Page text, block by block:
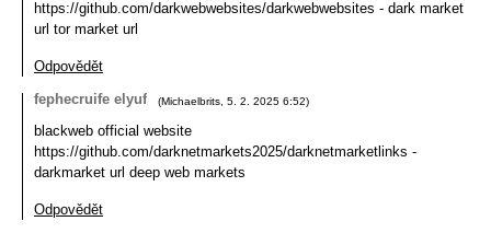
https://github.com/darkwebwebsites/darkwebwebsites - dark market
url tor market url
Odpovědět
fephecruife elyuf
(Michaelbrits 5. 2. 2025 6:52)
blackweb official website
https://github.com/darknetmarkets2025/darknetmarketlinks -
darkmarket url deep web markets
Odpovědět